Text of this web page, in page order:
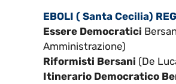
EBOLI ( Santa Cecilia)
Essere Democratici
Amministrazione)
Riformisti Bersani (De
Itinerario Democratico